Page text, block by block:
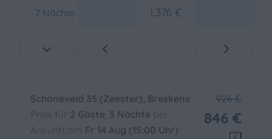
Garten
7 Nächte 1.376 €
926 €
846 €
Schoneveld 35 (Zeester), Breskens
Preis für 2 Gäste, 3 Nächte bei
Ankunft am Fr 14 Aug (15:00 Uhr)